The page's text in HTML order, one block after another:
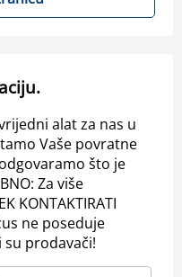
alat za nas u
Vaše povratne
što je
Za više
KONTAKTIRATI
ne poseduje
prodavači!